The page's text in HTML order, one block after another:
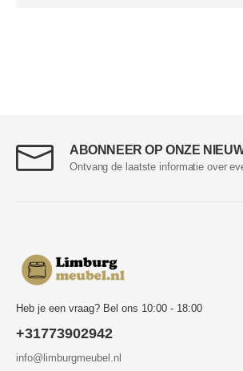
ABONNEER OP ONZE
Ontvang de laatste informatie over
Heb je een vraag? Bel ons 10:00 - 18:00
+31773902942
info@limburgmeubel.nl